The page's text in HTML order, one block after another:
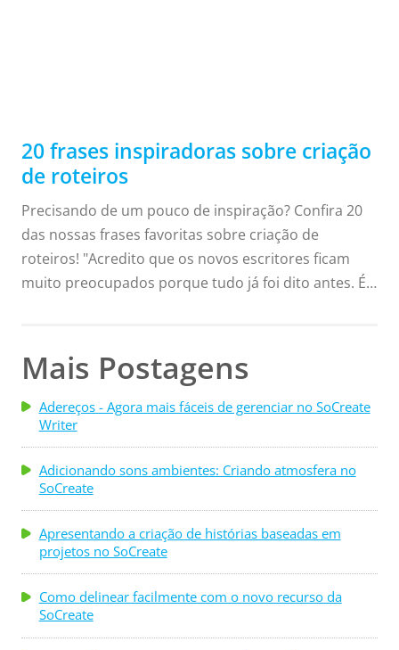
20 frases inspiradoras sobre criação
de roteiros
Precisando de um pouco de inspiração? Confira 20
das nossas frases favoritas sobre criação de
roteiros! "Acredito que os novos escritores ficam
muito preocupados porque tudo já foi dito antes. É
roteiro, o roteiro e o roteiro." - Alfred Hitchcock.
"Certifique-se de que seu roteiro esteja completo. Se
algo não estiver na página, ele jamais aparecerá
magicamente na tela." - Richard E. Grant. "Uma
cultura não pode evoluir sem histórias. Quando uma
cultura experimenta pseudo-histórias ...
Mais Postagens
Adereços - Agora mais fáceis de gerenciar no SoCreate
Writer
Adicionando sons ambientes: Criando atmosfera no
SoCreate
Apresentando a criação de histórias baseadas em
projetos no SoCreate
Como delinear facilmente com o novo recurso da
SoCreate